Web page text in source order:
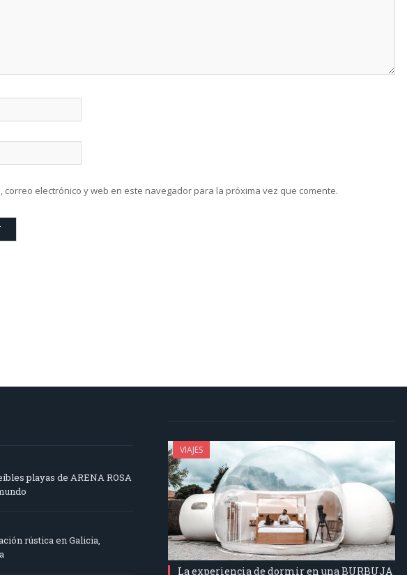
correo electrónico y web en este navegador para la próxima vez que comente.
playas de ARENA ROSA
rústica en Galicia,
VIAJES
La experiencia de dormir en una BURBUJA